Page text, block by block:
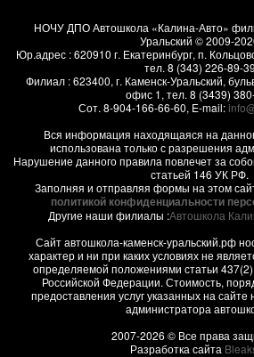
НОЧУ ДПО Автошкола «Калина-Авто»
Уральский © 2009-
Юр.адрес :620910 г. Екатеринбург, п.
тел. 8 (343) 226-89-39
Филиал :623400, г. Каменск-Уральский,
офис 1, тел. 8 (3439)
Сот. 8-904-166-66-60, E-mail:
Вся информация находящаяся на
использована только с разрешения
Нарушение данного правила повлечет за
статьей 146 УК РФ.
Заполняя и отправляя формы на этом
политикой конфиденциальности
Другие наши филиалы :Автошкола
Сайт автошкола-каменск-уральский.рф
характер и ни при каких условиях не
определяемой положениями статьи 437(2)
Российской Федерации. Стоимость,
предоставления услуг указанных на сайте
администратора
2007-2026 © Все права
Разработка сайта